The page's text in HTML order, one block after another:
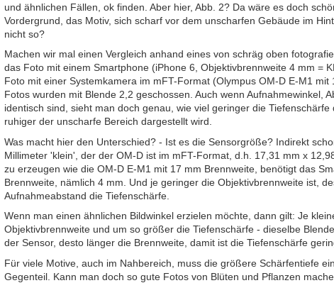
und ähnlichen Fällen, ok finden. Aber hier, Abb. 2? Da wäre es doch
Vordergrund, das Motiv, sich scharf vor dem unscharfen Gebäude im
nicht so?
Machen wir mal einen Vergleich anhand eines von schräg oben
das Foto mit einem Smartphone (iPhone 6, Objektivbrennweite 4 mm =
Foto mit einer Systemkamera im mFT-Format (Olympus OM-D E-M1
Fotos wurden mit Blende 2,2 geschossen. Auch wenn Aufnahmewinkel,
identisch sind, sieht man doch genau, wie viel geringer die
ruhiger der unscharfe Bereich dargestellt wird.
Was macht hier den Unterschied? - Ist es die Sensorgröße? Indirekt
Millimeter 'klein', der der OM-D ist im mFT-Format, d.h. 17,31 mm x
zu erzeugen wie die OM-D E-M1 mit 17 mm Brennweite, benötigt das
Brennweite, nämlich 4 mm. Und je geringer die Objektivbrennweite ist,
Aufnahmeabstand die Tiefenschärfe.
Wenn man einen ähnlichen Bildwinkel erzielen möchte, dann gilt: Je
Objektivbrennweite und um so größer die Tiefenschärfe - dieselbe
der Sensor, desto länger die Brennweite, damit ist die Tiefenschärfe
Für viele Motive, auch im Nahbereich, muss die größere Schärfentiefe
Gegenteil. Kann man doch so gute Fotos von Blüten und Pflanzen